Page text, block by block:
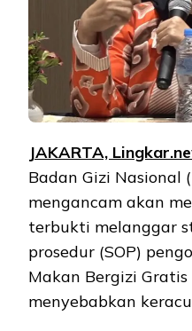
JAKARTA,
Badan Gizi Nasional
mengancam akan
terbukti melanggar
prosedur (SOP)
Makan Bergizi Gratis
menyebabkan